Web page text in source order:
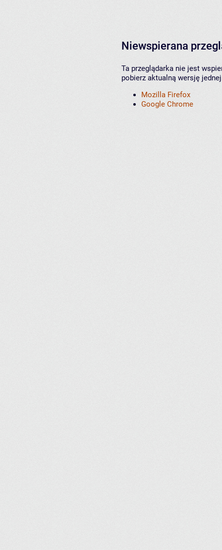
Niewspierana
Ta przeglądarka nie jest
pobierz aktualną wersję
Mozilla Firefox
Google Chrome